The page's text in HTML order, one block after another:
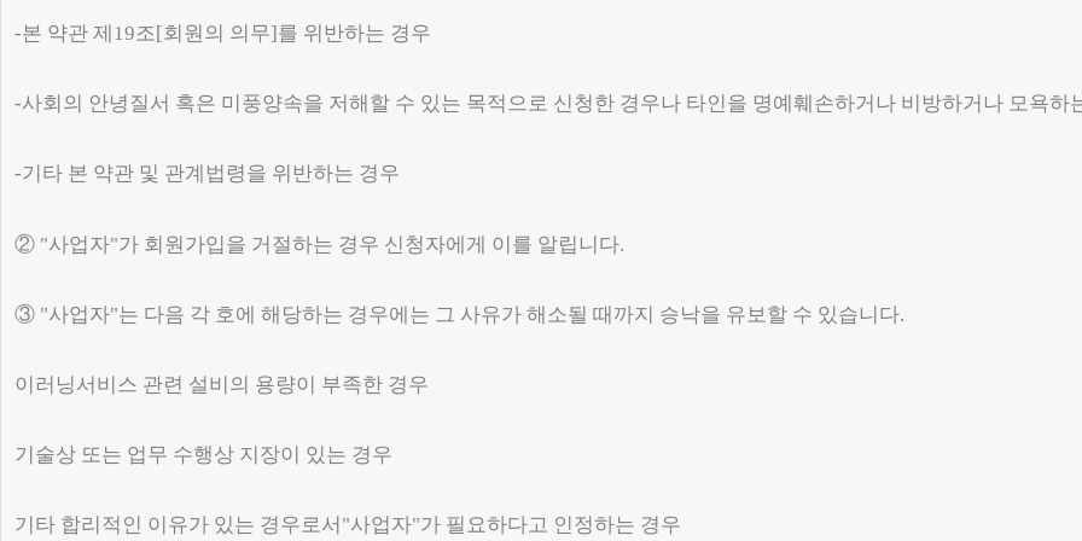
-본 약관 제19조[회원의 의무]를 위반하는 경우
-사회의 안녕질서 혹은 미풍양속을 저해할 수 있는 목적으로 신청한 경우나 타인을 명예훼손하거나 비방하거나 모욕하
-기타 본 약관 및 관계법령을 위반하는 경우
② "사업자"가 회원가입을 거절하는 경우 신청자에게 이를 알립니다.
③ "사업자"는 다음 각 호에 해당하는 경우에는 그 사유가 해소될 때까지 승낙을 유보할 수 있습니다.
이러닝서비스 관련 설비의 용량이 부족한 경우
기술상 또는 업무 수행상 지장이 있는 경우
기타 합리적인 이유가 있는 경우로서"사업자"가 필요하다고 인정하는 경우